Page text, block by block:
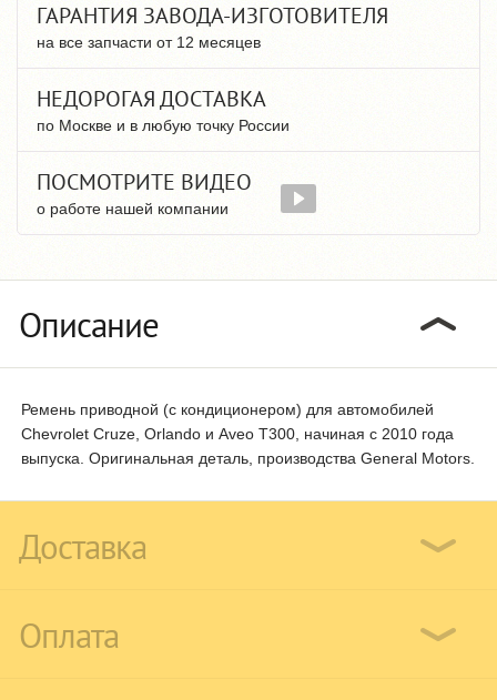
ГАРАНТИЯ ЗАВОДА-ИЗГОТОВИТЕЛЯ
на все запчасти от 12 месяцев
НЕДОРОГАЯ ДОСТАВКА
по Москве и в любую точку России
ПОСМОТРИТЕ ВИДЕО
о работе нашей компании
Описание
Ремень приводной (с кондиционером) для автомобилей
Chevrolet Cruze, Orlando и Aveo T300, начиная с 2010 года
выпуска. Оригинальная деталь, производства General Motors.
Доставка
Оплата